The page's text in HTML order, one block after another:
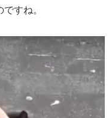
すね。